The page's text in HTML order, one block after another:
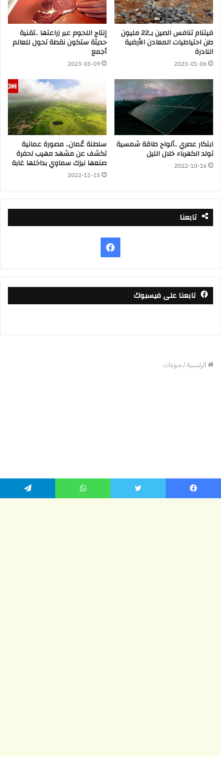
فيتنام تنافس الصين بـ22 مليون
طن احتياطيات المعادن الأرضية
النادرة
2023-01-06
إنتاج اللحوم عبر زراعتها ..تقنية
حديثة ستكون نقطة تحول للعالم
أجمع
2023-03-09
ابتكار عصري ..ألواح طاقة شمسية
تولد الكهرباء خلال الليل
2022-10-16
سلطنة عُمان.. مصورة عمانية
تكشف عن مشهد مهيب لحفرة
صنعها نيزك سماوي بداخلها غابة
2022-11-15
تابعنا
فيسبوك
تابعنا على فيسبوك
فيسبوك تويتر واتساب تيلقرام